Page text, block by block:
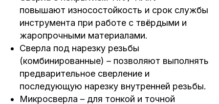
повышают износостойкость и срок службы
инструмента при работе с твёрдыми и
жаропрочными материалами.
Сверла под нарезку резьбы
(комбинированные) – позволяют выполнять
предварительное сверление и
последующую нарезку внутренней резьбы.
Микросверла – для тонкой и точной